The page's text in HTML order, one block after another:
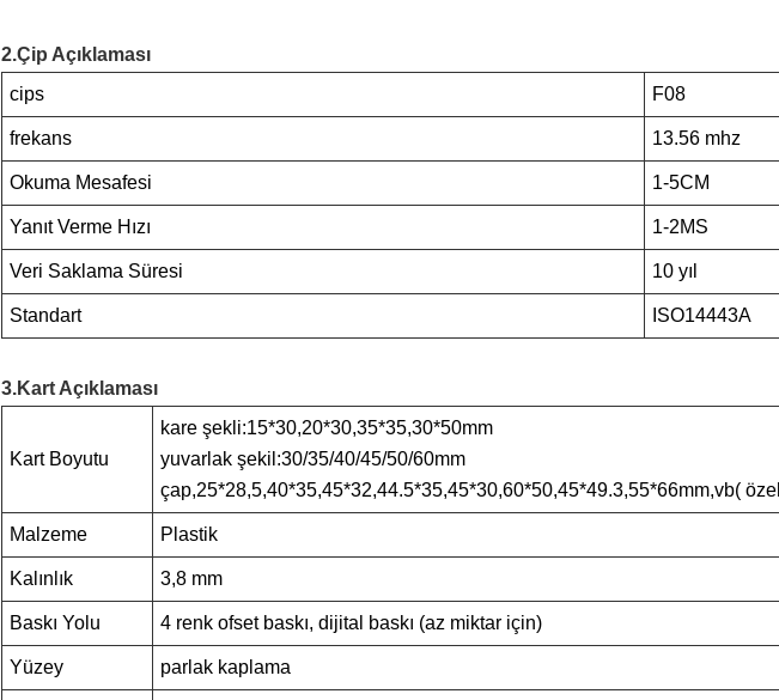
2.Çip Açıklaması
cips
F08
frekans 13.56 mhz
Okuma Mesafesi 1-5CM
Yanıt Verme Hızı 1-2MS
Veri Saklama Süresi 10 yıl
Standart ISO14443A
3.Kart Açıklaması
Kart Boyutu
kare şekli:15*30,20*30,35*35,30*50mm
yuvarlak şekil:30/35/40/45/50/60mm
çap,25*28,5,40*35,45*32,44.5*35,45*30,60*50,45*49.3,55*66mm,vb(
Malzeme Plastik
Kalınlık 3,8 mm
Baskı Yolu 4 renk ofset baskı, dijital baskı (az miktar için)
Yüzey parlak kaplama